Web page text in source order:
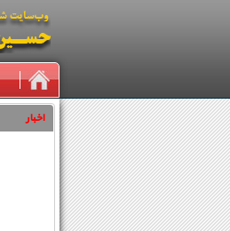
اخبار